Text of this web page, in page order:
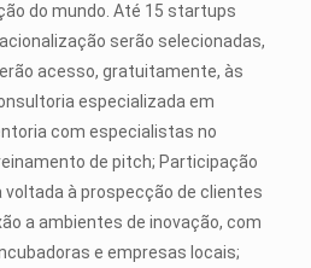
do mundo. Até 15 startups
serão selecionadas,
acesso, gratuitamente, às
especializada em
com especialistas no
de pitch; Participação
à prospecção de clientes
a ambientes de inovação, com
e empresas locais;